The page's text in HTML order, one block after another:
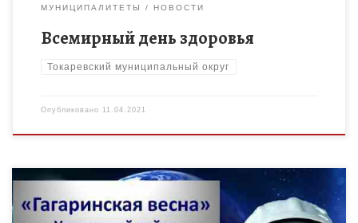
МУНИЦИПАЛИТЕТЫ НОВОСТИ
Всемирный день здоровья
Токаревский муниципальный округ
Опубликовано 11.04.2021